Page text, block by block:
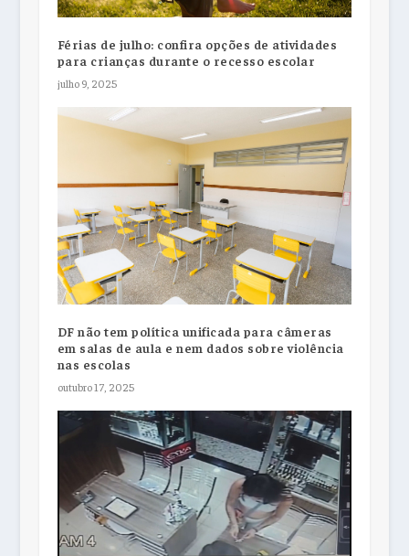
Férias de julho: confira opções de atividades
para crianças durante o recesso escolar
julho 9, 2025
DF não tem política unificada para câmeras
em salas de aula e nem dados sobre violência
nas escolas
outubro 17, 2025